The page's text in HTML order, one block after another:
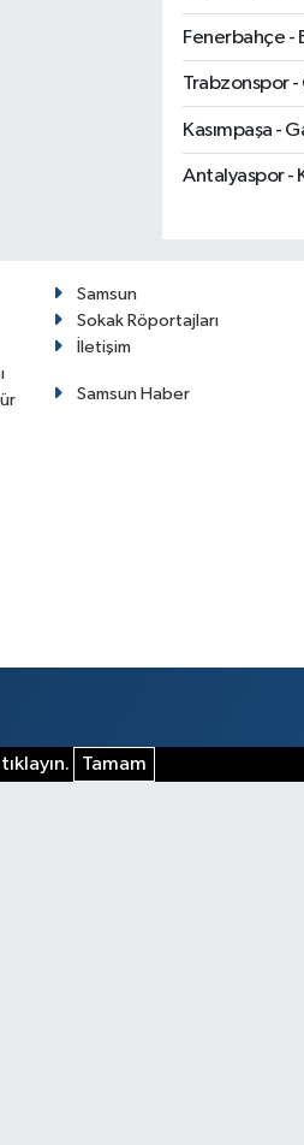
Fenerbahçe -
Trabzonspor
Kasımpaşa -
Antalyaspor -
Samsun
Sokak Röportajları
İletişim
Samsun Haber
Tamam